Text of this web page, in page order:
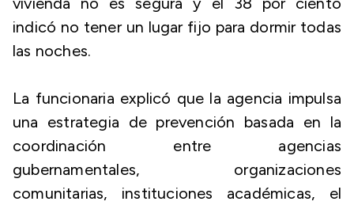
indicó no tener un lugar fijo para dormir todas
las noches.
La funcionaria explicó que la agencia impulsa
una estrategia de prevención basada en la
coordinación entre agencias
gubernamentales, organizaciones
comunitarias, instituciones académicas, el